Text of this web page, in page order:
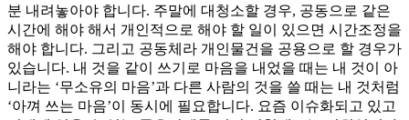
분 내려놓아야 합니다. 주말에 대청소할 경우, 공동으로 같은
시간에 해야 해서 개인적으로 해야 할 일이 있으면 시간조정을
해야 합니다. 그리고 공동체라 개인물건을 공용으로 할 경우가
있습니다. 내 것을 같이 쓰기로 마음을 내었을 때는 내 것이 아
니라는 ‘무소유의 마음’과 다른 사람의 것을 쓸 때는 내 것처럼
‘아껴 쓰는 마음’이 동시에 필요합니다. 요즘 이슈화되고 있고